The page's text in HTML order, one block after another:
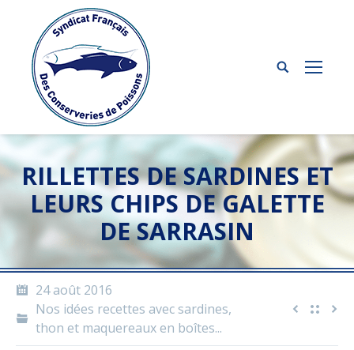
RILLETTES DE SARDINES ET
LEURS CHIPS DE GALETTE
DE SARRASIN
24 août 2016
Nos idées recettes avec sardines,
thon et maquereaux en boîtes...